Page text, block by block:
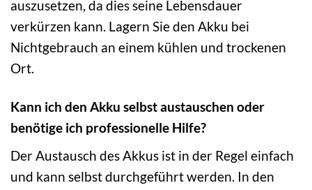
auszusetzen, da dies seine Lebensdauer
verkürzen kann. Lagern Sie den Akku bei
Nichtgebrauch an einem kühlen und trockenen
Ort.
Kann ich den Akku selbst austauschen oder
benötige ich professionelle Hilfe?
Der Austausch des Akkus ist in der Regel einfach
und kann selbst durchgeführt werden. In den